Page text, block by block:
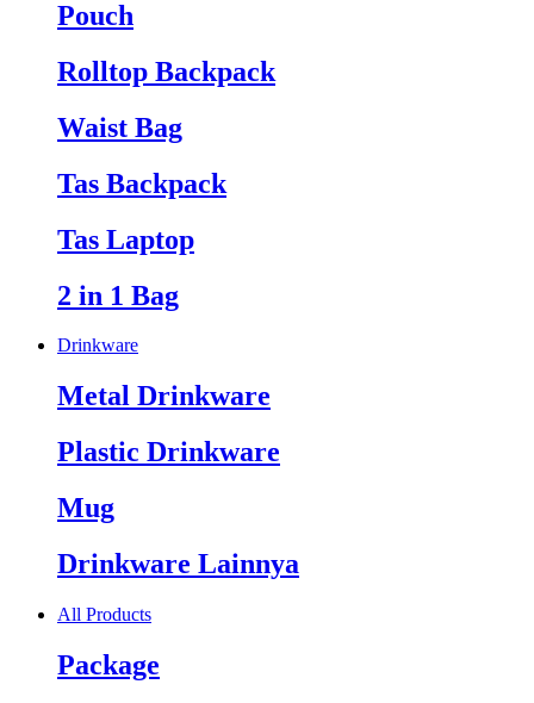
Pouch
Rolltop Backpack
Waist Bag
Tas Backpack
Tas Laptop
2 in 1 Bag
Drinkware
Metal Drinkware
Plastic Drinkware
Mug
Drinkware Lainnya
All Products
Package